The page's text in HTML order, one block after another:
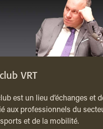
VRT
est un lieu d’échanges et
aux professionnels du
et de la mobilité.